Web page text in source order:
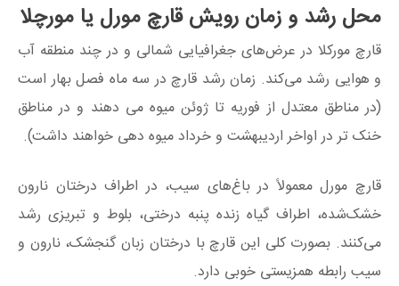
محل رشد و زمان رویش قارچ مورل یا مورچلا
قارچ مورکلا در عرض‌های جغرافیایی شمالی و در چند منطقه آب
و هوایی رشد می‌کند. زمان رشد قارچ در سه ماه فصل بهار است
(در مناطق معتدل از فوریه تا ژوئن میوه می دهند و در مناطق
خنک تر در اواخر اردیبهشت و خرداد میوه دهی خواهند داشت).
قارچ‌ مورل معمولاً در باغ‌های سیب، در اطراف درختان نارون
خشک‌شده، اطراف گیاه زنده پنبه درختی، بلوط و تبریزی رشد
می‌کنند. بصورت کلی این قارچ با درختان زبان گنجشک، نارون و
سیب رابطه همزیستی خوبی دارد.